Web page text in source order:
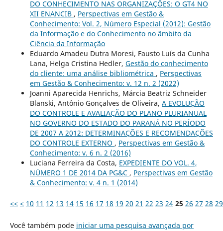
DO CONHECIMENTO NAS ORGANIZAÇÕES: O GT4 NO
XII ENANCIB , Perspectivas em Gestão &
Conhecimento: Vol. 2, Número Especial (2012): Gestão
da Informação e do Conhecimento no âmbito da
Ciência da Informação
Eduardo Amadeu Dutra Moresi, Fausto Luís da Cunha
Lana, Helga Cristina Hedler, Gestão do conhecimento
do cliente: uma análise bibliométrica , Perspectivas
em Gestão & Conhecimento: v. 12 n. 2 (2022)
Joanni Aparecida Henrichs, Márcia Beatriz Schneider
Blanski, Antônio Gonçalves de Oliveira, A EVOLUÇÃO
DO CONTROLE E AVALIAÇÃO DO PLANO PLURIANUAL
NO GOVERNO DO ESTADO DO PARANÁ NO PERÍODO
DE 2007 A 2012: DETERMINAÇÕES E RECOMENDAÇÕES
DO CONTROLE EXTERNO , Perspectivas em Gestão &
Conhecimento: v. 6 n. 2 (2016)
Luciana Ferreira da Costa, EXPEDIENTE DO VOL. 4,
NÚMERO 1 DE 2014 DA PG&C , Perspectivas em Gestão
& Conhecimento: v. 4 n. 1 (2014)
<< < 10 11 12 13 14 15 16 17 18 19 20 21 22 23 24 25 26 27 28 29
Você também pode iniciar uma pesquisa avançada por